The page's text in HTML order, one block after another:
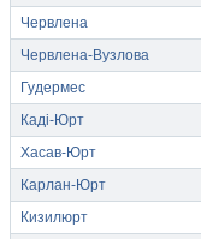
Червлена
Червлена-Вузлова
Гудермес
Каді-Юрт
Хасав-Юрт
Карлан-Юрт
Кизилюрт